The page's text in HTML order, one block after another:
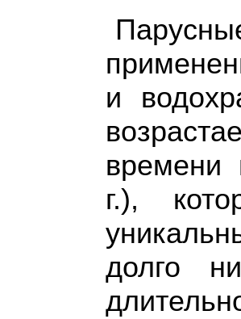
и
времени
г.),
долго